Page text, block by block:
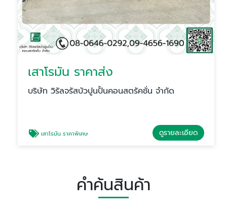
เสาโรมัน ราคาส่ง
บริษัท วิรัลจรัสบัวปูนปั้นคอนสตรัคชั่น จำกัด
เสาโรมัน ราคาพิเศษ ดูรายละเอียด
คำค้นสินค้า